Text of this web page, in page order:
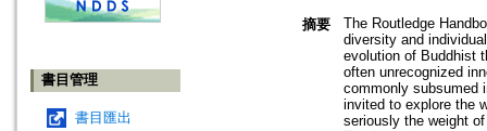
書目管理
書目匯出
摘要
The Routledge
diversity and
evolution of Buddhist
often unrecognized
commonly subsumed
invited to explore the
seriously the weight